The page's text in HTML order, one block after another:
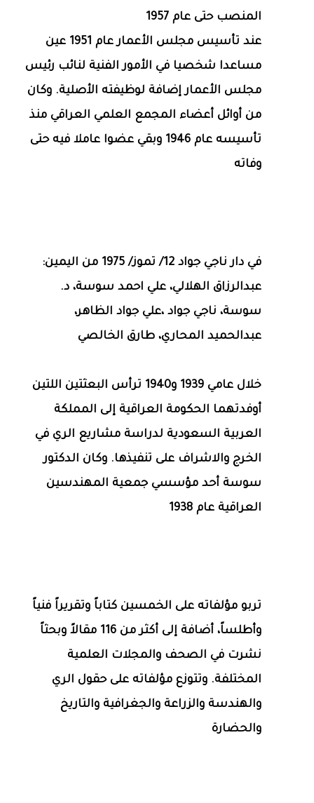
المنصب حتى عام 1957
عند تأسيس مجلس الأعمار عام 1951 عين
مساعدا شخصيا في الأمور الفنية لنائب رئيس
مجلس الأعمار إضافة لوظيفته الأصلية. وكان
من أوائل أعضاء المجمع العلمي العراقي منذ
تأسيسه عام 1946 وبقي عضوا عاملا فيه حتى
وفاته
في دار ناجي جواد 12/ تموز/ 1975 من اليمين:
عبدالرزاق الهلالي، علي احمد سوسة، د.
سوسة، ناجي جواد ،علي جواد الظاهر،
عبدالحميد المحاري، طارق الخالصي
خلال عامي 1939 و1940 ترأس البعثتين اللتين
أوفدتهما الحكومة العراقية إلى المملكة
العربية السعودية لدراسة مشاريع الري في
الخرج والاشراف على تنفيذها. وكان الدكتور
سوسة أحد مؤسسي جمعية المهندسين
العراقية عام 1938
تربو مؤلفاته على الخمسين كتاباً وتقريراً فنياً
وأطلساً، أضافة إلى أكثر من 116 مقالاً وبحثاً
نشرت في الصحف والمجلات العلمية
المختلفة. وتتوزع مؤلفاته على حقول الري
والهندسة والزراعة والجغرافية والتاريخ
والحضارة